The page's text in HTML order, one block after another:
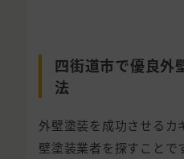
四街道市で優良外
法
外壁塗装を成功させる
壁塗装業者を探すことで